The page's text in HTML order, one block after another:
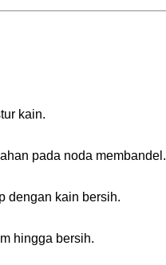
kain.
pada noda membandel.
dengan kain bersih.
hingga bersih.